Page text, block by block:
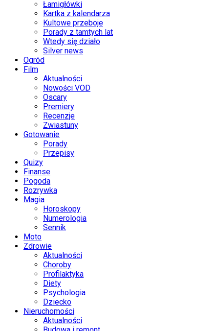
Łamigłówki
Kartka z kalendarza
Kultowe przeboje
Porady z tamtych lat
Wtedy się działo
Silver news
Ogród
Film
Aktualności
Nowości VOD
Oscary
Premiery
Recenzje
Zwiastuny
Gotowanie
Porady
Przepisy
Quizy
Finanse
Pogoda
Rozrywka
Magia
Horoskopy
Numerologia
Sennik
Moto
Zdrowie
Aktualności
Choroby
Profilaktyka
Diety
Psychologia
Dziecko
Nieruchomości
Aktualności